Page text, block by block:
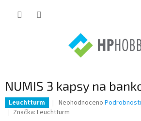
NUMIS 3 kapsy na
Leuchtturm
Průměrné
hodnocení
Neohodnoceno
Značka: Leuchtturm